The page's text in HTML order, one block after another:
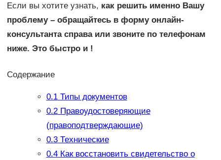
Если вы хотите узнать, как решить именно Вашу
проблему – обращайтесь в форму онлайн-
консультанта справа или звоните по телефонам
ниже. Это быстро и !
Содержание
0.1Типы документов
0.2Правоудостоверяющие
(правоподтверждающие)
0.3Технические
0.4Как восстановить свидетельство о